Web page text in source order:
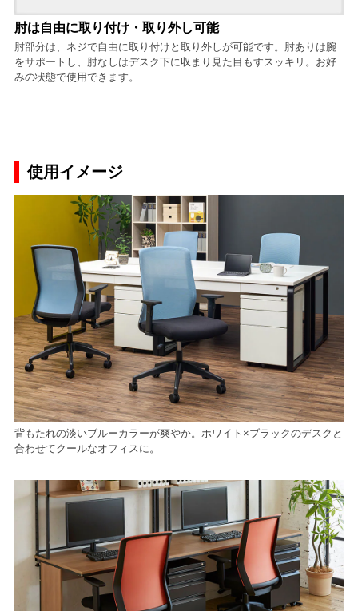
肘は自由に取り付け・取り外し可能
肘部分は、ネジで自由に取り付けと取り外しが可能です。肘ありは腕
をサポートし、肘なしはデスク下に収まり見た目もすスッキリ。お好
みの状態で使用できます。
使用イメージ
背もたれの淡いブルーカラーが爽やか。ホワイト×ブラックのデスクと
合わせてクールなオフィスに。